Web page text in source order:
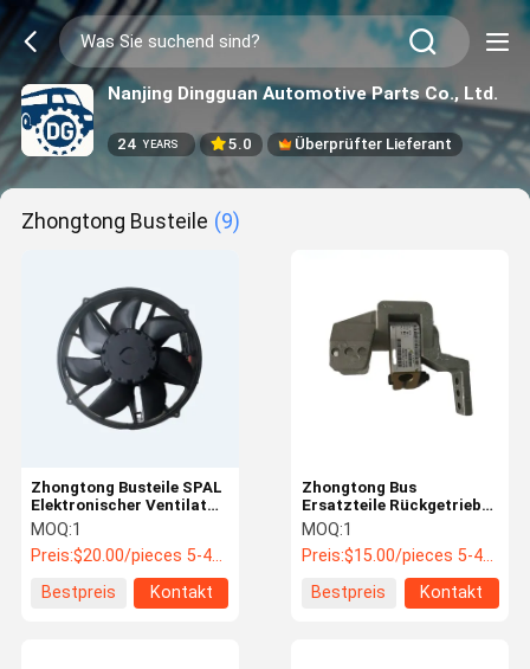
Nanjing Dingguan Automotive Parts Co., Ltd.
24 YEARS 5.0 Überprüfter Lieferant
Zhongtong Busteile (9)
Zhongtong Busteile SPAL
Elektronischer Ventilator
für Busse VA133-BP80 /
VLL-122A
MOQ:1
Preis:$20.00/pieces 5-49 pieces
Bestpreis
Kontakt
Zhongtong Bus
Ersatzteile Rückgetriebe
Schaltanlage / Wandler
PN 1703-10-00004
MOQ:1
Preis:$15.00/pieces 5-49 pieces
Bestpreis
Kontakt